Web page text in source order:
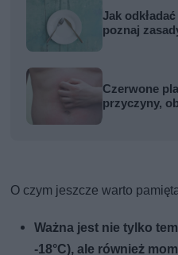
Jak
poznaj
Czerwone
przyczyny,
O czym jeszcze warto
Ważna jest nie tylko
-18°C), ale również